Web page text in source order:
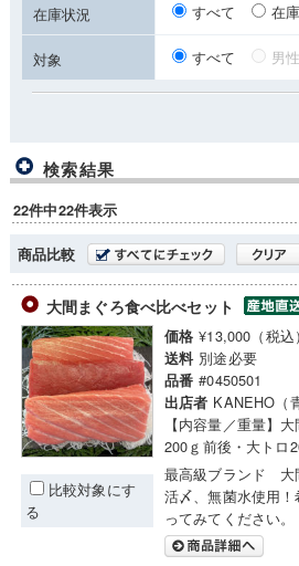
在庫状況 すべて 在
対象 すべて 男
検索結果
22件中22件表示
商品比較
大間まぐろ食べ比べセット
比較対象にす
る
価格 ¥13,000（税込）
送料 別途必要
品番 #0450501
出店者 KANEHO（
【内容量／重量】
200ｇ前後・大トロ
最高級ブランド 大
活〆、無菌水使用
ってみてください。